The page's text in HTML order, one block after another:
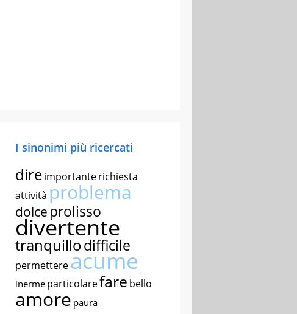
I sinonimi più ricercati
direimportanterichiesta
attività problema
dolce prolisso
divertente
tranquillodifficile
permettereacume
inerme particolarefare bello
amore paura